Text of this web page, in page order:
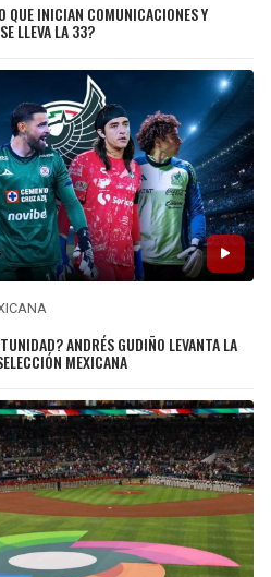
QUE INICIAN COMUNICACIONES Y
LLEVA LA 33?
ANDRÉS GUDIÑO LEVANTA LA
MEXICANA